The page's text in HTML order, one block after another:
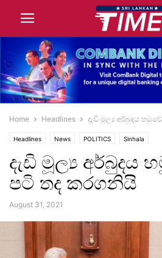
Home Headlines දැඩි මූල්‍ය අර්බුදය
Headlines News POLITICS Sinhala
දැඩි මූල්‍ය අර්බුදය
පටි තද කරගනියි
August 31, 2021